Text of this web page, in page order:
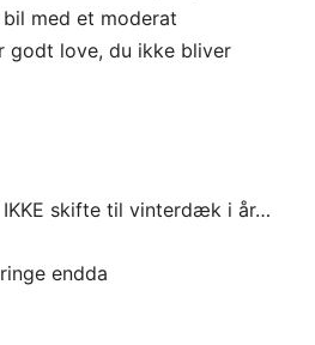
med et moderat
godt love, du ikke bliver
skifte til vinterdæk i år…
endda